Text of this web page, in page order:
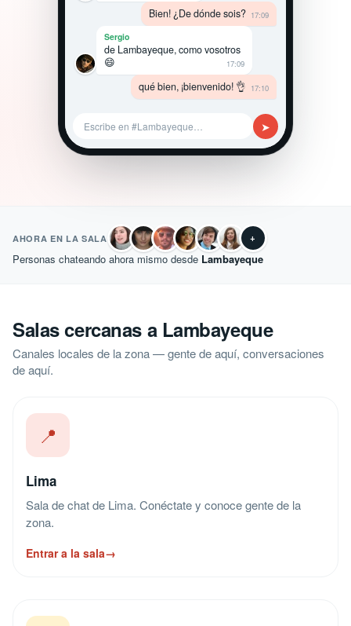
Bien! ¿De dónde sois? 17:09
Sergio
de Lambayeque, como vosotros
😄
17:09
qué bien, ¡bienvenido! 👌 17:10
Escribe en #Lambayeque… ➤
AHORA EN LA SALA +
Personas chateando ahora mismo desde Lambayeque
Salas cercanas a Lambayeque
Canales locales de la zona — gente de aquí, conversaciones
de aquí.
📍
Lima
Sala de chat de Lima. Conéctate y conoce gente de la
zona.
Entrar a la sala→